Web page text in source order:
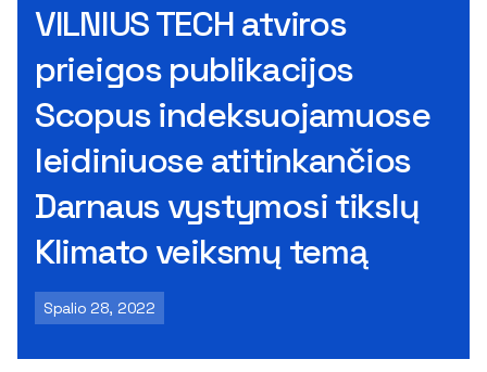
VILNIUS TECH atviros
prieigos publikacijos
Scopus indeksuojamuose
leidiniuose atitinkančios
Darnaus vystymosi tikslų
Klimato veiksmų temą
Spalio 28, 2022